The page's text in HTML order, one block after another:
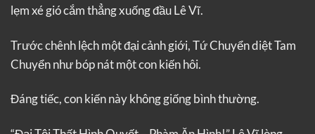
lẹm xé gió cắm thẳng xuống đầu Lê Vĩ.
Trước chênh lệch một đại cảnh giới, Tứ Chuyển diệt Tam
Chuyển như bóp nát một con kiến hôi.
Đáng tiếc, con kiến này không giống bình thường.